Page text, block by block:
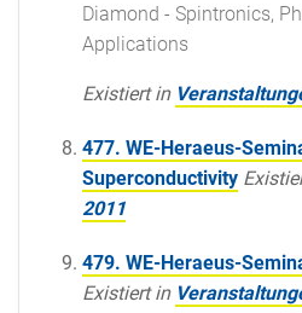
Diamond - Spintronics,
Applications
Existiert in
477. WE-Heraeus-
Superconductivity
2011
479. WE-Heraeus-
Existiert in